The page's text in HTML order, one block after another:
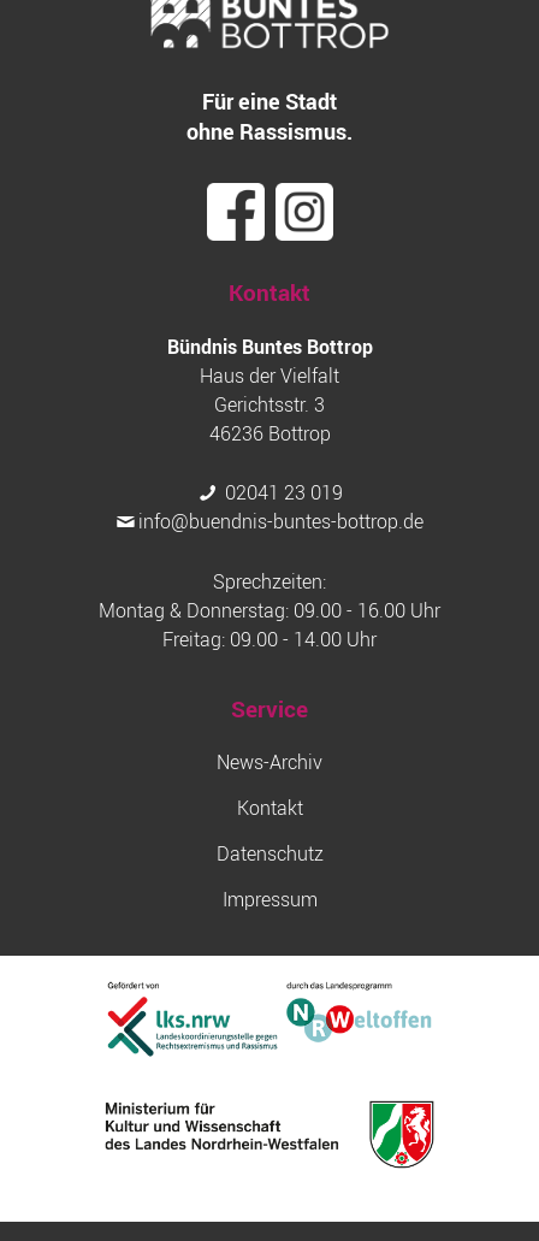
Für eine Stadt
ohne Rassismus.
Kontakt
Bündnis Buntes Bottrop
Haus der Vielfalt
Gerichtsstr. 3
46236 Bottrop
02041 23 019
info@buendnis-buntes-bottrop.de
Sprechzeiten:
Montag & Donnerstag: 09.00 - 16.00 Uhr
Freitag: 09.00 - 14.00 Uhr
Service
News-Archiv
Kontakt
Datenschutz
Impressum